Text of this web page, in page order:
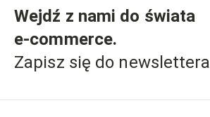
Wejdź z nami do świata
e-commerce.
Zapisz się do newslettera